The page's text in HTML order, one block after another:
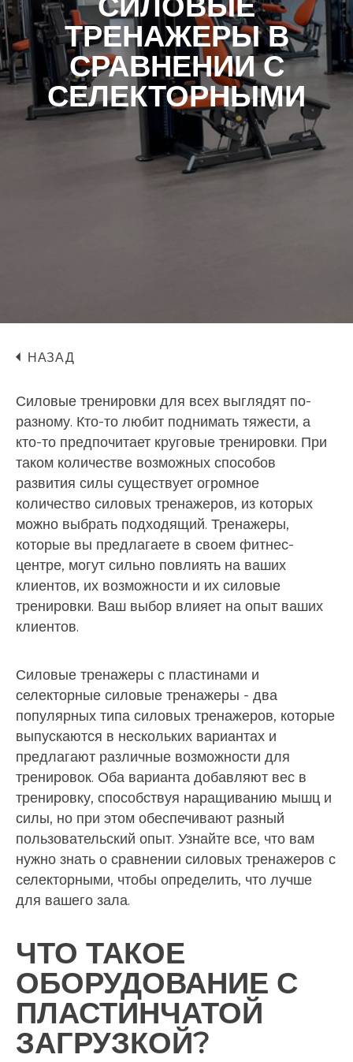
ТРЕНАЖЕРЫ В
СРАВНЕНИИ С
СЕЛЕКТОРНЫМИ
НАЗАД
Силовые тренировки для всех выглядят по-
разному. Кто-то любит поднимать тяжести, а
кто-то предпочитает круговые тренировки. При
таком количестве возможных способов
развития силы существует огромное
количество силовых тренажеров, из которых
можно выбрать подходящий. Тренажеры,
которые вы предлагаете в своем фитнес-
центре, могут сильно повлиять на ваших
клиентов, их возможности и их силовые
тренировки. Ваш выбор влияет на опыт ваших
клиентов.
Силовые тренажеры с пластинами и
селекторные силовые тренажеры - два
популярных типа силовых тренажеров, которые
выпускаются в нескольких вариантах и
предлагают различные возможности для
тренировок. Оба варианта добавляют вес в
тренировку, способствуя наращиванию мышц и
силы, но при этом обеспечивают разный
пользовательский опыт. Узнайте все, что вам
нужно знать о сравнении силовых тренажеров с
селекторными, чтобы определить, что лучше
для вашего зала.
ЧТО ТАКОЕ
ОБОРУДОВАНИЕ С
ПЛАСТИНЧАТОЙ
ЗАГРУЗКОЙ?